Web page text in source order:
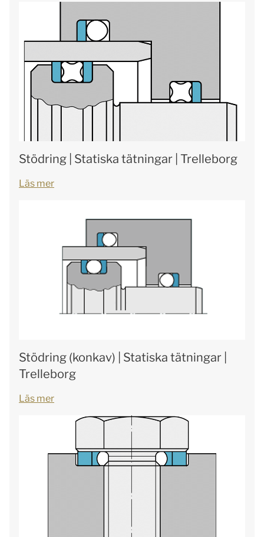
Stödring | Statiska tätningar | Trelleborg
Läs mer
Stödring (konkav) | Statiska tätningar |
Trelleborg
Läs mer